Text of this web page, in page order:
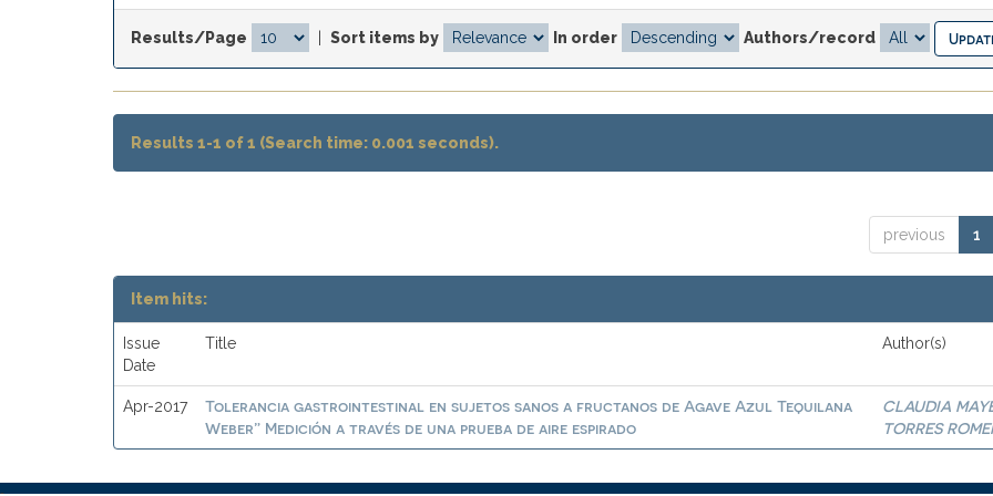
Results/Page Sort items by In order Authors/record
Results 1-1 of 1 (Search time: 0.001 seconds).
previous 1
Item hits:
Issue
Date
Title Author(s)
Apr-2017
Tolerancia gastrointestinal en sujetos sanos a fructanos de Agave Azul Tequilana
Weber” Medición a través de una prueba de aire espirado
CLAUDIA
TORRES